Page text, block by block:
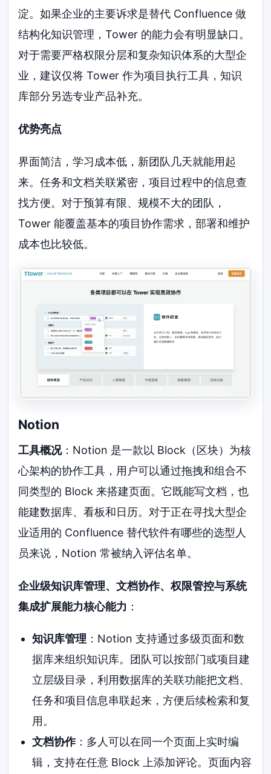
淀。如果企业的主要诉求是替代 Confluence 做
结构化知识管理，Tower 的能力会有明显缺口。
对于需要严格权限分层和复杂知识体系的大型企
业，建议仅将 Tower 作为项目执行工具，知识
库部分另选专业产品补充。
优势亮点
界面简洁，学习成本低，新团队几天就能用起
来。任务和文档关联紧密，项目过程中的信息查
找方便。对于预算有限、规模不大的团队，
Tower 能覆盖基本的项目协作需求，部署和维护
成本也比较低。
Notion
工具概况：Notion 是一款以 Block（区块）为核
心架构的协作工具，用户可以通过拖拽和组合不
同类型的 Block 来搭建页面。它既能写文档，也
能建数据库、看板和日历。对于正在寻找大型企
业适用的 Confluence 替代软件有哪些的选型人
员来说，Notion 常被纳入评估名单。
企业级知识库管理、文档协作、权限管控与系统
集成扩展能力核心能力 ：
知识库管理 ：Notion 支持通过多级页面和数
据库来组织知识库。团队可以按部门或项目建
立层级目录，利用数据库的关联功能把文档、
任务和项目信息串联起来，方便后续检索和复
用。
文档协作：多人可以在同一个页面上实时编
辑，支持在任意 Block 上添加评论。页面内容